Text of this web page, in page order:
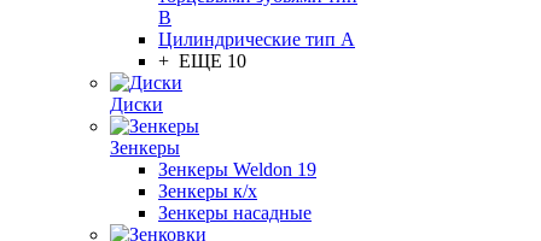
B
Цилиндрические тип А
+ ЕЩЕ 10
Диски
Зенкеры
Зенкеры Weldon 19
Зенкеры к/х
Зенкеры насадные